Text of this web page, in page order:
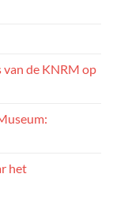
van de KNRM op
het